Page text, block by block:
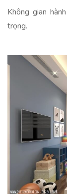
Không gian
trọng.